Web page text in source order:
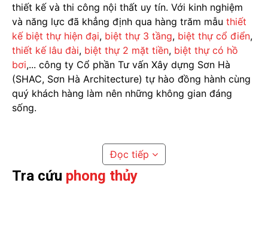
thiết kế và thi công nội thất uy tín. Với kinh nghiệm
và năng lực đã khẳng định qua hàng trăm mẫu thiết
kế biệt thự hiện đại, biệt thự 3 tầng, biệt thự cổ điển,
thiết kế lâu đài, biệt thự 2 mặt tiền, biệt thự có hồ
bơi,... công ty Cổ phần Tư vấn Xây dựng Sơn Hà
(SHAC, Sơn Hà Architecture) tự hào đồng hành cùng
quý khách hàng làm nên những không gian đáng
sống.
Đọc tiếp
Tra cứu phong thủy